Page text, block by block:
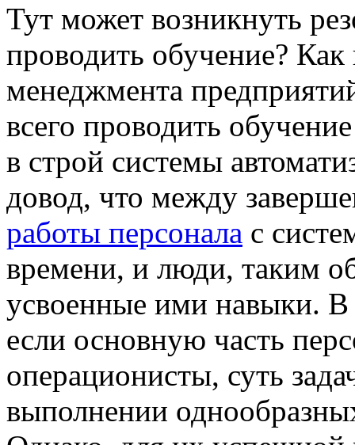
Тут может возникнуть
проводить обучение?
менеджмента
всего проводить
в строй системы
довод, что между
работы персонала с
времени, и люди, таким
усвоенные ими навыки. В
если основную часть
операционисты, суть
выполнении